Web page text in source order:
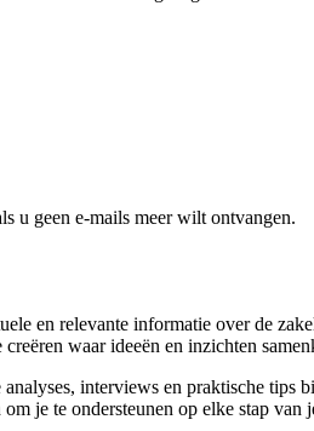
u geen e-mails meer wilt ontvangen.
en relevante informatie over de
waar ideeën en inzichten
interviews en praktische tips
je te ondersteunen op elke stap van